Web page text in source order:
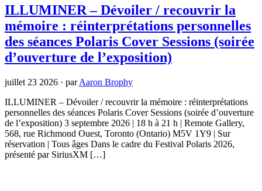
ILLUMINER – Dévoiler / recouvrir la
mémoire : réinterprétations personnelles
des séances Polaris Cover Sessions (soirée
d’ouverture de l’exposition)
juillet 23 2026 · parAaron Brophy
ILLUMINER – Dévoiler / recouvrir la mémoire : réinterprétations
personnelles des séances Polaris Cover Sessions (soirée d’ouverture
de l’exposition) 3 septembre 2026 | 18 h à 21 h | Remote Gallery,
568, rue Richmond Ouest, Toronto (Ontario) M5V 1Y9 | Sur
réservation | Tous âges Dans le cadre du Festival Polaris 2026,
présenté par SiriusXM […]